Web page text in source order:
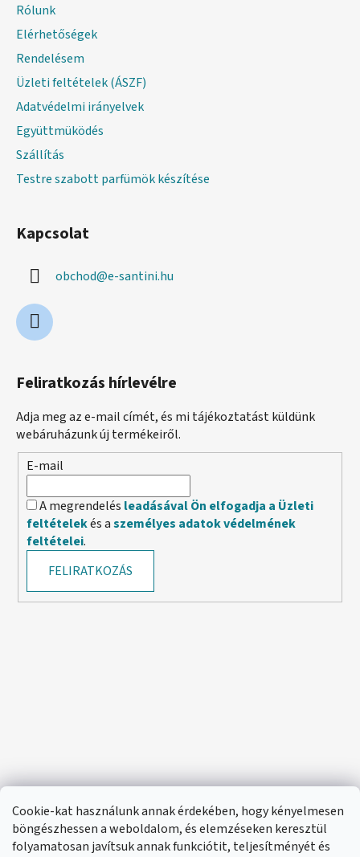
Cookie-kat használunk annak érdekében, hogy kényelmesen
böngészhessen a weboldalom, és elemzéseken keresztül
folyamatosan javítsuk annak funkciótit, teljesítményét és
Rólunk
Elérhetőségek
Rendelésem
Üzleti feltételek (ÁSZF)
Adatvédelmi irányelvek
Együttmüködés
Szállítás
Testre szabott parfümök készítése
Kapcsolat
obchod@e-santini.hu
Feliratkozás hírlevélre
Adja meg az e-mail címét, és mi tájékoztatást küldünk
webáruházunk új termékeiről.
E-mail
A megrendelés leadásával Ön elfogadja a Üzleti
feltételekés aszemélyes adatok védelmének
feltételei.
FELIRATKOZÁS